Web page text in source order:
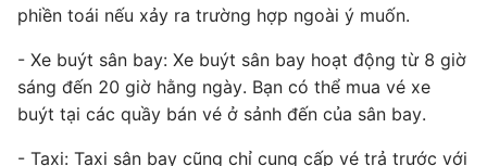
phiền toái nếu xảy ra trường hợp ngoài ý muốn.
- Xe buýt sân bay: Xe buýt sân bay hoạt động từ 8 giờ
sáng đến 20 giờ hằng ngày. Bạn có thể mua vé xe
buýt tại các quầy bán vé ở sảnh đến của sân bay.
- Taxi: Taxi sân bay cũng chỉ cung cấp vé trả trước với